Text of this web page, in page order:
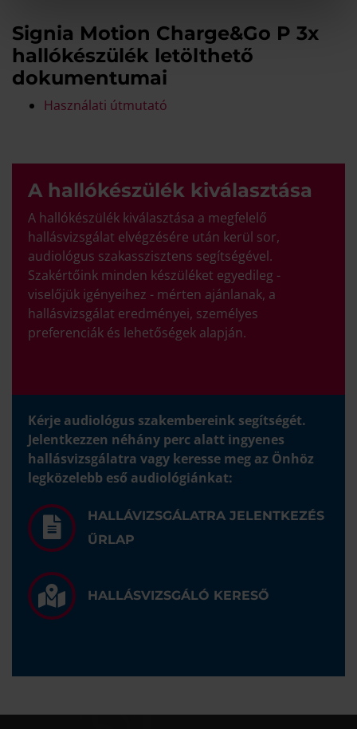
Signia Motion Charge&Go P 3x
hallókészülék letölthető
dokumentumai
Használati útmutató
A hallókészülék kiválasztása
A hallókészülék kiválasztása a megfelelő
hallásvizsgálat elvégzésére után kerül sor,
audiológus szakasszisztens segítségével.
Szakértőink minden készüléket egyedileg -
viselőjük igényeihez - mérten ajánlanak, a
hallásvizsgálat eredményei, személyes
preferenciák és lehetőségek alapján.
Kérje audiológus szakembereink segítségét.
Jelentkezzen néhány perc alatt ingyenes
hallásvizsgálatra vagy keresse meg az Önhöz
legközelebb eső audiológiánkat:
HALLÁVIZSGÁLATRA JELENTKEZÉS
ŰRLAP
HALLÁSVIZSGÁLÓ KERESŐ